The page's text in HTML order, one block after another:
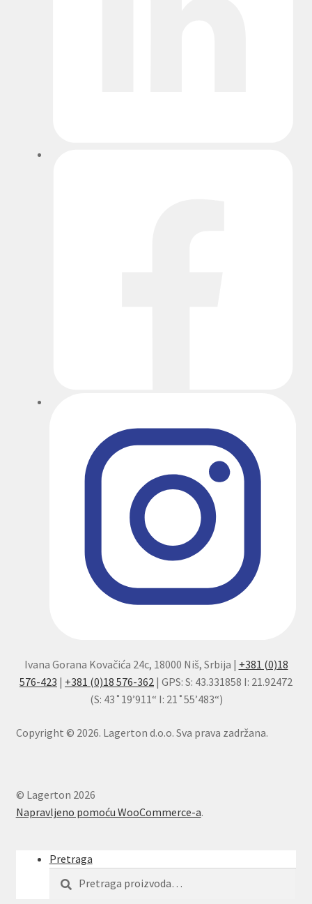
Ivana Gorana Kovačića 24c, 18000 Niš, Srbija | +381 (0)18
576-423 | +381 (0)18 576-362 | GPS: S: 43.331858 I: 21.92472
(S: 43˚19’911“ I: 21˚55’483“)
Copyright © 2026. Lagerton d.o.o. Sva prava zadržana.
© Lagerton 2026
Napravljeno pomoću WooCommerce-a.
Pretraga
Pretraga
Pretraži